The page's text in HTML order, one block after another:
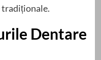
tradiționale.
Dentare